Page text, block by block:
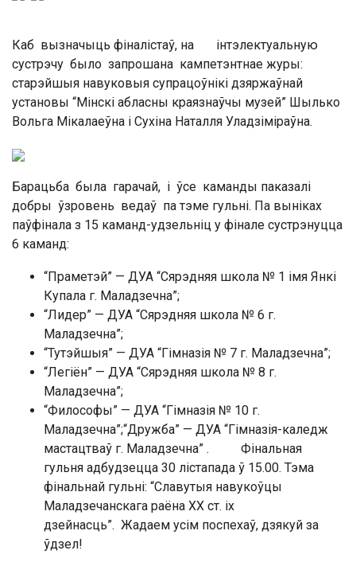
Каб вызначыць фіналістаў, на інтэлектуальную
сустрэчу было запрошана кампетэнтнае журы:
старэйшыя навуковыя супрацоўнікі дзяржаўнай
установы “Мінскі абласны краязнаўчы музей” Шылько
Вольга Мікалаеўна і Сухіна Наталля Уладзіміраўна.
Барацьба была гарачай, і ўсе каманды паказалі
добры ўзровень ведаў па тэме гульні. Па выніках
паўфінала з 15 каманд-удзельніц у фінале сустрэнуцца
6 каманд:
“Праметэй” — ДУА “Сярэдняя школа № 1 імя Янкі
Купала г. Маладзечна”;
“Лидер” — ДУА “Сярэдняя школа № 6 г.
Маладзечна”;
“Тутэйшыя” — ДУА “Гімназія № 7 г. Маладзечна”;
“Легіён” — ДУА “Сярэдняя школа № 8 г.
Маладзечна”;
“Философы” — ДУА “Гімназія № 10 г.
Маладзечна”;“Дружба” — ДУА “Гімназія-каледж
мастацтваў г. Маладзечна” . Фінальная
гульня адбудзецца 30 лістапада ў 15.00. Тэма
фінальнай гульні: “Славутыя навукоўцы
Маладзечанскага раёна XX ст. іх
дзейнасць”. Жадаем усім поспехаў, дзякуй за
ўдзел!